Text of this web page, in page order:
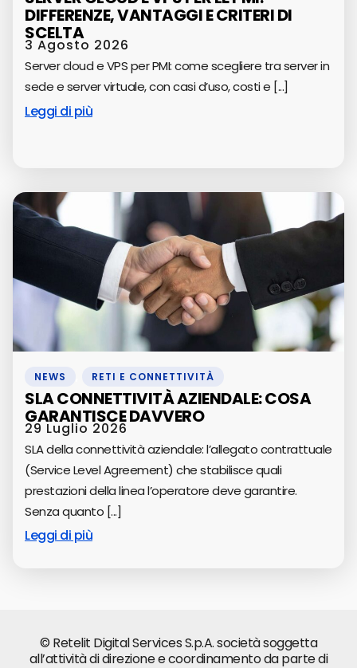
DIFFERENZE, VANTAGGI E CRITERI DI
SCELTA
3 Agosto 2026
Server cloud e VPS per PMI: come scegliere tra server in
sede e server virtuale, con casi d’uso, costi e [...]
Leggi di più
NEWS RETI E CONNETTIVITÀ
SLA CONNETTIVITÀ AZIENDALE: COSA
GARANTISCE DAVVERO
29 Luglio 2026
SLA della connettività aziendale: l’allegato contrattuale
(Service Level Agreement) che stabilisce quali
prestazioni della linea l’operatore deve garantire.
Senza quanto [...]
Leggi di più
© Retelit Digital Services S.p.A. società soggetta
all’attività di direzione e coordinamento da parte di